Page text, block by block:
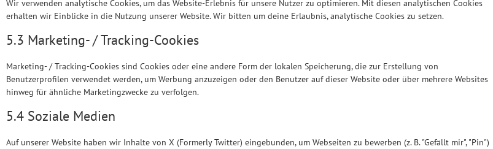
Wir verwenden analytische Cookies, um das Website-Erlebnis für unsere Nutzer zu optimieren. Mit diesen analytischen Cookies
erhalten wir Einblicke in die Nutzung unserer Website. Wir bitten um deine Erlaubnis, analytische Cookies zu setzen.
5.3 Marketing- / Tracking-Cookies
Marketing- / Tracking-Cookies sind Cookies oder eine andere Form der lokalen Speicherung, die zur Erstellung von
Benutzerprofilen verwendet werden, um Werbung anzuzeigen oder den Benutzer auf dieser Website oder über mehrere Websites
hinweg für ähnliche Marketingzwecke zu verfolgen.
5.4 Soziale Medien
Auf unserer Website haben wir Inhalte von X (Formerly Twitter) eingebunden, um Webseiten zu bewerben (z. B. "Gefällt mir", "Pin")